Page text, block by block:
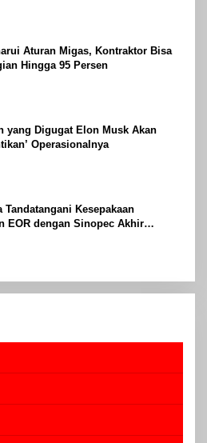
Aturan Migas, Kontraktor Bisa
Hingga 95 Persen
yang Digugat Elon Musk Akan
Operasionalnya
Tandatangani Kesepakaan
EOR dengan Sinopec Akhir